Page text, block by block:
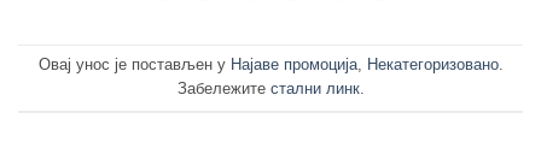
Овај унос је постављен у Најаве промоција, Некатегоризовано.
Забележите стални линк.